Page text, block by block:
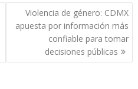
Violencia de género: CDMX
apuesta por información más
confiable para tomar
decisiones públicas